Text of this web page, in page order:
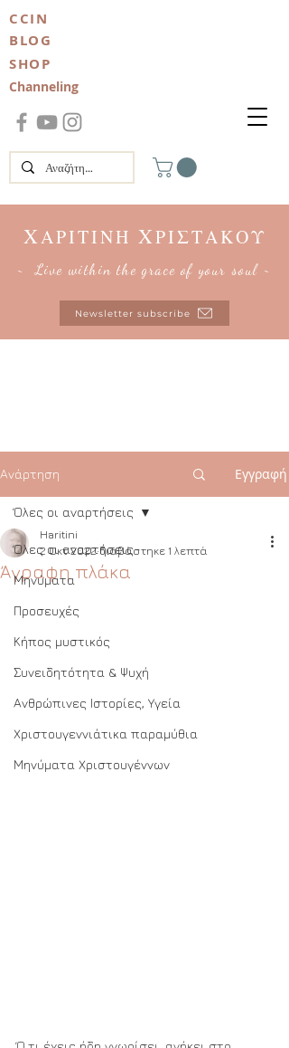
ΧΑΡΙΤΙΝΗ ΧΡΙΣΤΑΚΟΥ
~ Live within the grace of your soul ~
Newsletter subscribe
CCIN
BLOG
SHOP
Channeling
Ανάρτηση Εγγραφή
Όλες οι αναρτήσεις
Μηνύματα
Προσευχές
Κήπος μυστικός
Συνειδητότητα & Ψυχή
Ανθρώπινες Ιστορίες, Υγεία
Χριστουγεννιάτικα παραμύθια
Μηνύματα Χριστουγέννων
Όλες οι αναρτήσεις
Άγραφη πλάκα
Haritini
2 Οκτ 2022 διαβάστηκε 1 λεπτά